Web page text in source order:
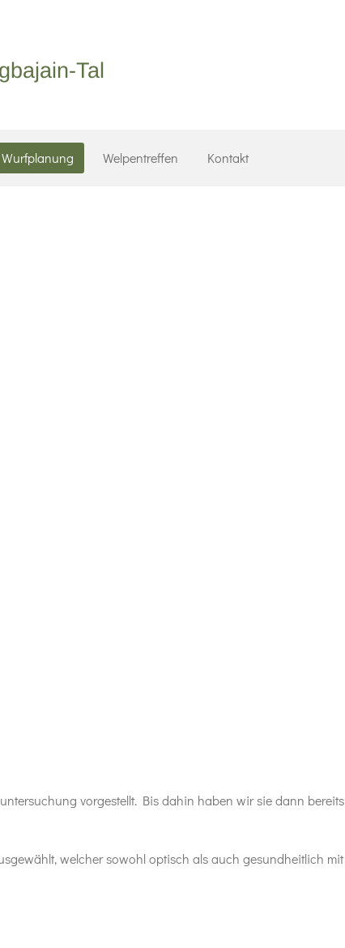
Tal
Wurfplanung Welpentreffen Kontakt
vorgestellt. Bis dahin haben wir sie dann bereits
welcher sowohl optisch als auch gesundheitlich mit